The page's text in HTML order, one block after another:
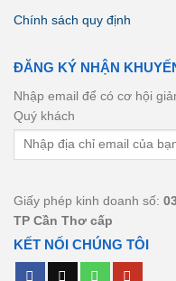
Chính sách quy định
ĐĂNG KÝ NHẬN
Nhập email để có cơ hội
Quý khách
Giấy phép kinh doanh số:
TP Cần Thơ cấp
KẾT NỐI CHÚNG TÔI